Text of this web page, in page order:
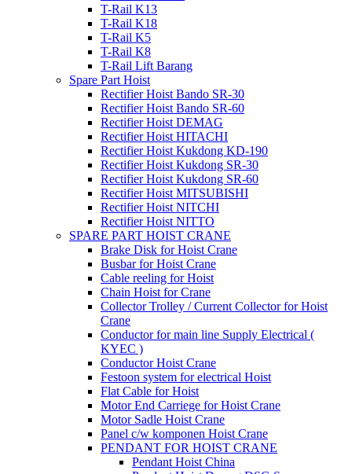
T-Rail K13
T-Rail K18
T-Rail K5
T-Rail K8
T-Rail Lift Barang
Spare Part Hoist
Rectifier Hoist Bando SR-30
Rectifier Hoist Bando SR-60
Rectifier Hoist DEMAG
Rectifier Hoist HITACHI
Rectifier Hoist Kukdong KD-190
Rectifier Hoist Kukdong SR-30
Rectifier Hoist Kukdong SR-60
Rectifier Hoist MITSUBISHI
Rectifier Hoist NITCHI
Rectifier Hoist NITTO
SPARE PART HOIST CRANE
Brake Disk for Hoist Crane
Busbar for Hoist Crane
Cable reeling for Hoist
Chain Hoist for Crane
Collector Trolley / Current Collector for Hoist
Crane
Conductor for main line Supply Electrical (
KYEC )
Conductor Hoist Crane
Festoon system for electrical Hoist
Flat Cable for Hoist
Motor End Carriege for Hoist Crane
Motor Sadle Hoist Crane
Panel c/w komponen Hoist Crane
PENDANT FOR HOIST CRANE
Pendant Hoist China